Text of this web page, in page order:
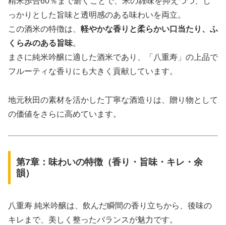
っかりとした旨味と透明感のある味わいを両立。
この酒米の特徴は、 軽やかな香りと柔らかい口当たり、ふ
くらみのある旨味。
まさに純米吟醸に適した酒米であり、「八重寿」の上品で
フルーティな香りにも大きく貢献しています。
地元秋田の素材を活かした丁寧な酒造りは、贈り物として
の価値をさらに高めています。
第7章：味わいの特徴（香り・旨味・キレ・余
韻）
八重寿 純米吟醸は、飲んだ瞬間の香り立ちから、後味の
キレまで、美しく整ったバランスが魅力です。